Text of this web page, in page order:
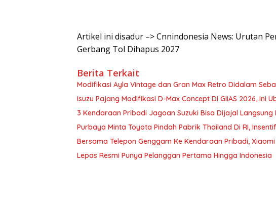
Artikel ini disadur –> Cnnindonesia News: Urutan
Gerbang Tol Dihapus 2027
Berita Terkait
Modifikasi Ayla Vintage dan Gran Max Retro Didalam
Isuzu Pajang Modifikasi D-Max Concept Di GIIAS 2026, Ini
3 Kendaraan Pribadi Jagoan Suzuki Bisa Dijajal Langsung
Purbaya Minta Toyota Pindah Pabrik Thailand Di RI,
Bersama Telepon Genggam Ke Kendaraan Pribadi,
Lepas Resmi Punya Pelanggan Pertama Hingga Indonesia